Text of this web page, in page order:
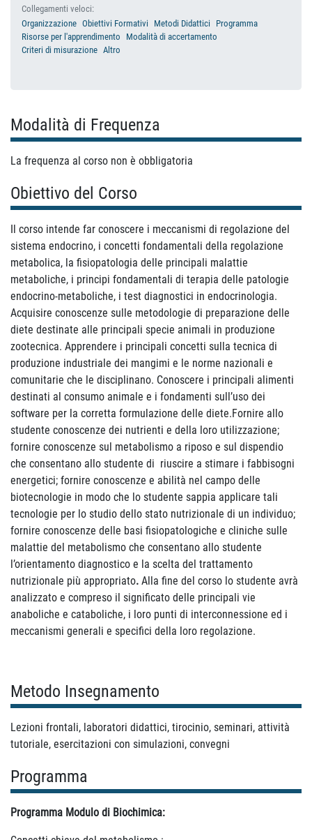
Collegamenti veloci:
Organizzazione Obiettivi Formativi Metodi Didattici
Programma
Risorse per l'apprendimento
Modalità di accertamento
Criteri di misurazione Altro
Modalità di Frequenza
La frequenza al corso non è obbligatoria
Obiettivo del Corso
Il corso intende far conoscere i meccanismi di regolazione del
sistema endocrino, i concetti fondamentali della regolazione
metabolica, la fisiopatologia delle principali malattie
metaboliche, i principi fondamentali di terapia delle patologie
endocrino-metaboliche, i test diagnostici in endocrinologia.
Acquisire conoscenze sulle metodologie di preparazione delle
diete destinate alle principali specie animali in produzione
zootecnica. Apprendere i principali concetti sulla tecnica di
produzione industriale dei mangimi e le norme nazionali e
comunitarie che le disciplinano. Conoscere i principali alimenti
destinati al consumo animale e i fondamenti sull’uso dei
software per la corretta formulazione delle diete.Fornire allo
studente conoscenze dei nutrienti e della loro utilizzazione;
fornire conoscenze sul metabolismo a riposo e sul dispendio
che consentano allo studente di riuscire a stimare i fabbisogni
energetici; fornire conoscenze e abilità nel campo delle
biotecnologie in modo che lo studente sappia applicare tali
tecnologie per lo studio dello stato nutrizionale di un individuo;
fornire conoscenze delle basi fisiopatologiche e cliniche sulle
malattie del metabolismo che consentano allo studente
l’orientamento diagnostico e la scelta del trattamento
nutrizionale più appropriato. Alla fine del corso lo studente avrà
analizzato e compreso il significato delle principali vie
anaboliche e cataboliche, i loro punti di interconnessione ed i
meccanismi generali e specifici della loro regolazione.
Metodo Insegnamento
Lezioni frontali, laboratori didattici, tirocinio, seminari, attività
tutoriale, esercitazioni con simulazioni, convegni
Programma
Programma Modulo di Biochimica: